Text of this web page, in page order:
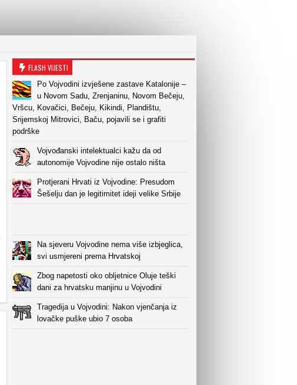
FLASH VIJESTI
Po Vojvodini izvješene zastave Katalonije –
u Novom Sadu, Zrenjaninu, Novom Bečeju,
Vršcu, Kovačici, Bečeju, Kikindi, Plandištu,
Srijemskoj Mitrovici, Baču, pojavili se i grafiti
podrške
Vojvođanski intelektualci kažu da od
autonomije Vojvodine nije ostalo ništa
Protjerani Hrvati iz Vojvodine: Presudom
Šešelju dan je legitimitet ideji velike Srbije
Na sjeveru Vojvodine nema više izbjeglica,
svi usmjereni prema Hrvatskoj
Zbog napetosti oko obljetnice Oluje teški
dani za hrvatsku manjinu u Vojvodini
Tragedija u Vojvodini: Nakon vjenčanja iz
lovačke puške ubio 7 osoba